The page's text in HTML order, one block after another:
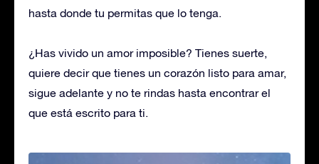
hasta donde tu permitas que lo tenga.
¿Has vivido un amor imposible? Tienes suerte,
quiere decir que tienes un corazón listo para amar,
sigue adelante y no te rindas hasta encontrar el
que está escrito para ti.